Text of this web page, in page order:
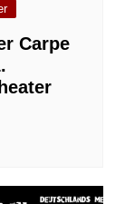
Carpe